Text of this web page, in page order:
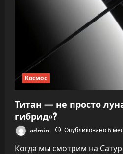
статистика,
динамика,
тенденции,
интересные
Космос
Титан — не просто
гибрид»?
admin Опубликовано 6
Когда мы смотрим на